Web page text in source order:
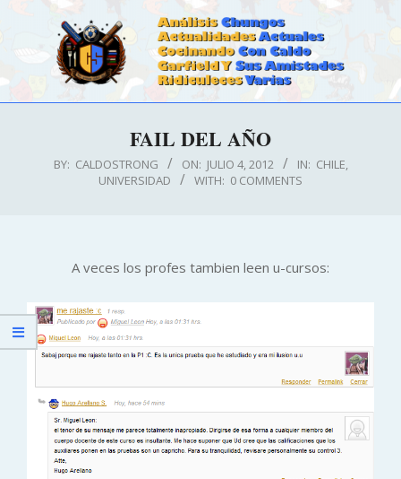
CALDOSTRONG.COM
FAIL DEL AÑO
BY: CALDOSTRONG ON: JULIO 4, 2012 IN: CHILE
UNIVERSIDAD
WITH: 0 COMMENTS
A veces los profes tambien leen u-cursos: